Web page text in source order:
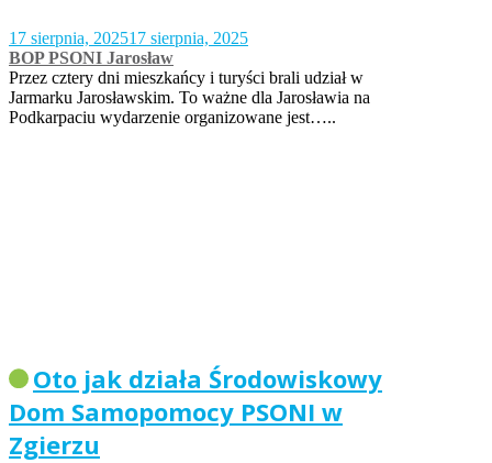
17 sierpnia, 202517 sierpnia, 2025
BOP PSONI Jarosław
Przez cztery dni mieszkańcy i turyści brali udział w
Jarmarku Jarosławskim. To ważne dla Jarosławia na
Podkarpaciu wydarzenie organizowane jest…..
Oto jak działa Środowiskowy
Dom Samopomocy PSONI w
Zgierzu